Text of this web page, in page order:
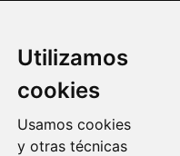
Utilizamos
cookies
Usamos cookies
y otras técnicas